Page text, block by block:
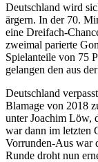
Deutschland wird
ärgern. In der 70.
eine Dreifach-
zweimal parierte
Spielanteile von 75
gelangen den aus
Deutschland
Blamage von 2018
unter Joachim Löw,
war dann im letzten
Vorrunden-Aus war
Runde droht nun